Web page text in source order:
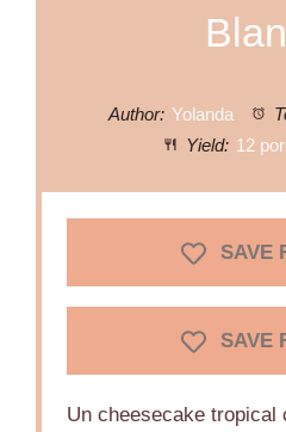
Author: Yolanda
Yield: 12
SAVE
SAVE
Un cheesecake tropical